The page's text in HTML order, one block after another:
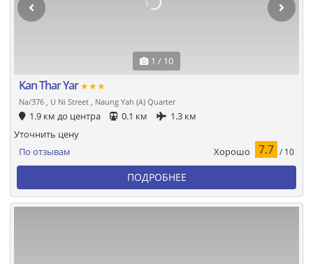
1 / 10
Kan Thar Yar★★★
Na/376 , U Ni Street , Naung Yah (A) Quarter
1.9 км до центра 0.1 км 1.3 км
По отзывам Хорошо 7.7 / 10
Уточнить цену
ПОДРОБНЕЕ